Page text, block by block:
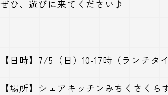
ぜひ、遊びに来てください♪
【日時】7/5（日）10-17時（ランチタイ
【場所】シェアキッチンみちくさくら